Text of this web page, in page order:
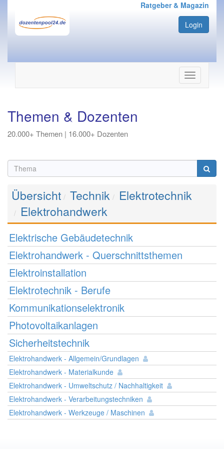
Ratgeber & Magazin
Login
Navigation
ein-/
Themen & Dozenten
20.000+ Themen | 16.000+ Dozenten
Übersicht Technik
Elektrotechnik
Elektrohandwerk
Elektrische Gebäudetechnik
Elektrohandwerk - Querschnittsthemen
Elektroinstallation
Elektrotechnik - Berufe
Kommunikationselektronik
Photovoltaikanlagen
Sicherheitstechnik
Elektrohandwerk - Allgemein/Grundlagen
Elektrohandwerk - Materialkunde
Elektrohandwerk - Umweltschutz / Nachhaltigkeit
Elektrohandwerk - Verarbeitungstechniken
Elektrohandwerk - Werkzeuge / Maschinen